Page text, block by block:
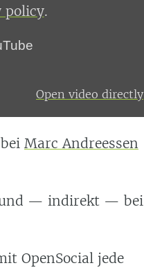
policy.
Open video directly
Marc Andreessen
— indirekt — bei
OpenSocial jede